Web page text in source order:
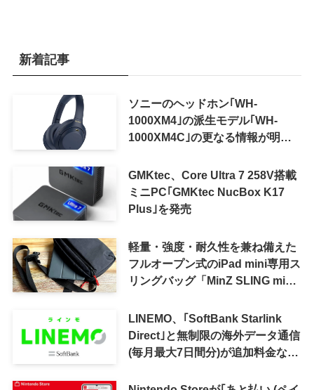
新着記事
ソニーのヘッドホン｢WH-
1000XM4｣の派生モデル｢WH-
1000XM4C｣の更なる情報が明ら
GMKtec、Core Ultra 7 258V搭載
ミニPC｢GMKtec NucBox K17
Plus｣を発売
軽量・強度・耐久性を兼ね備えた
フルオープン式のiPad mini専用ス
リングバッグ「MinZ SLING mini
LINEMO、｢SoftBank Starlink
Direct｣と無制限の海外データ通信
(毎月最大7日間分)が追加料金なし